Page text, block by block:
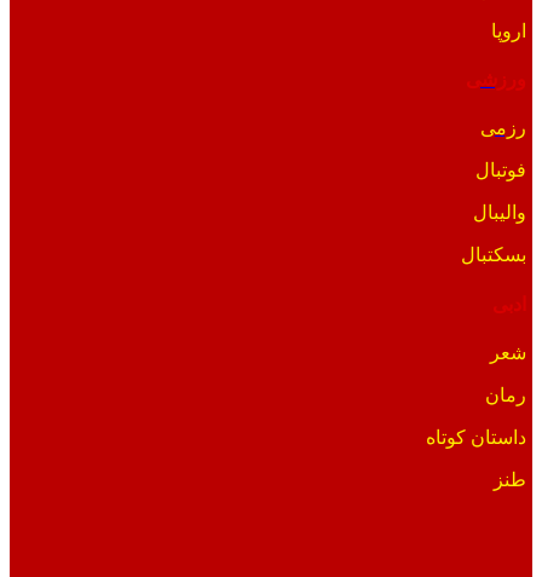
اروپا
ورزشی
رزمی
فوتبال
والیبال
بسکتبال
ادبی
شعر
رمان
داستان کوتاه
طنز